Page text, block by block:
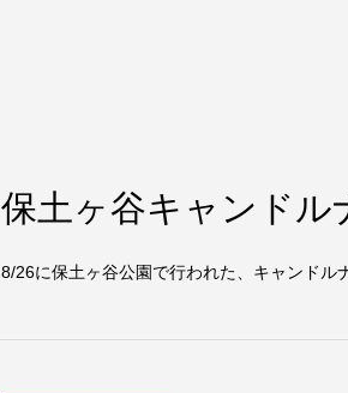
保土ヶ谷キャンドル
8/26に保土ヶ谷公園で行われた、キャンド